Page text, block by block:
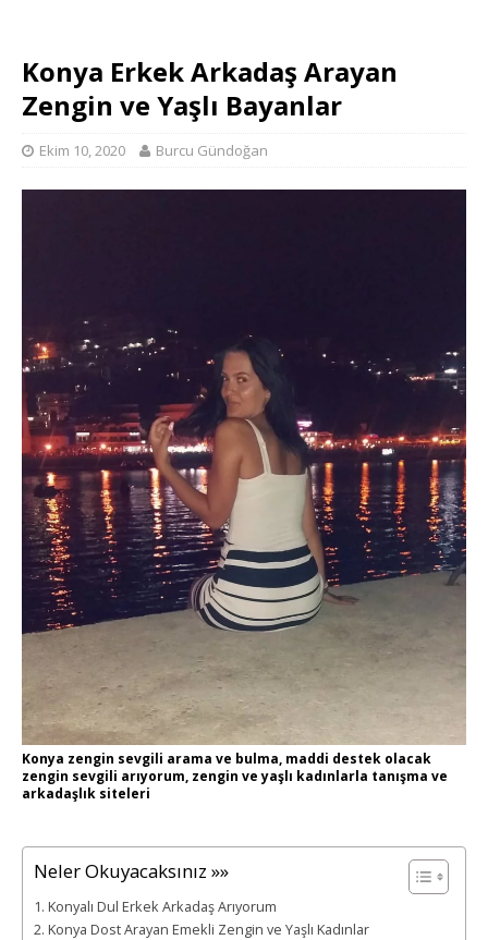
Konya Erkek Arkadaş Arayan
Zengin ve Yaşlı Bayanlar
Ekim 10, 2020 Burcu Gündoğan
Konya zengin sevgili arama ve bulma, maddi destek olacak
zengin sevgili arıyorum, zengin ve yaşlı kadınlarla tanışma ve
arkadaşlık siteleri
Neler Okuyacaksınız »»
Konyalı Dul Erkek Arkadaş Arıyorum
Konya Dost Arayan Emekli Zengin ve Yaşlı Kadınlar